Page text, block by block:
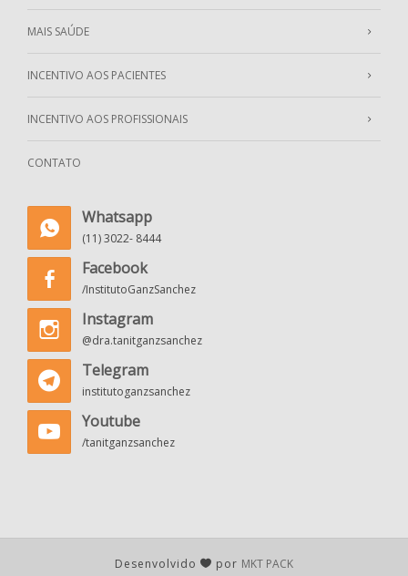
MAIS SAÚDE
INCENTIVO AOS PACIENTES
INCENTIVO AOS PROFISSIONAIS
CONTATO
Whatsapp
(11) 3022- 8444
Facebook
/InstitutoGanzSanchez
Instagram
@dra.tanitganzsanchez
Telegram
institutoganzsanchez
Youtube
/tanitganzsanchez
Desenvolvido por MKT PACK